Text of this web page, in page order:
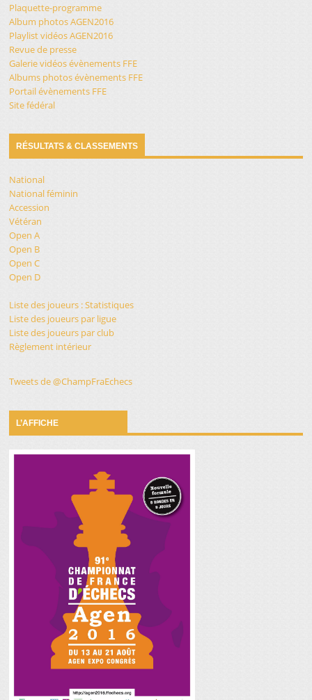
Plaquette-programme
Album photos AGEN2016
Playlist vidéos AGEN2016
Revue de presse
Galerie vidéos évènements FFE
Albums photos évènements FFE
Portail évènements FFE
Site fédéral
RÉSULTATS & CLASSEMENTS
National
National féminin
Accession
Vétéran
Open A
Open B
Open C
Open D
Liste des joueurs : Statistiques
Liste des joueurs par ligue
Liste des joueurs par club
Règlement intérieur
Tweets de @ChampFraEchecs
L’AFFICHE